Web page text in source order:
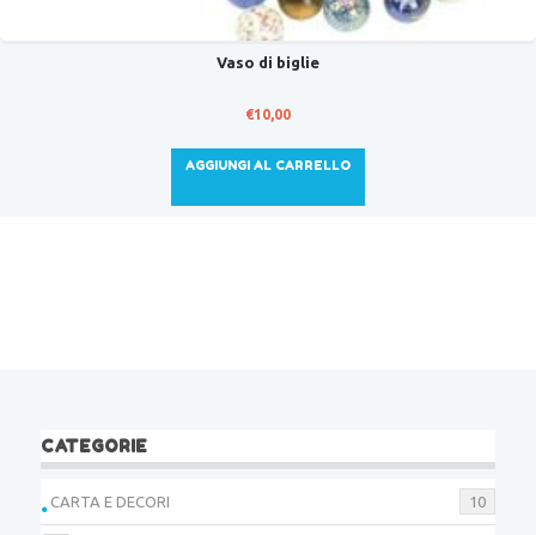
Vaso di biglie
€10,00
AGGIUNGI AL CARRELLO
CATEGORIE
CARTA E DECORI 10